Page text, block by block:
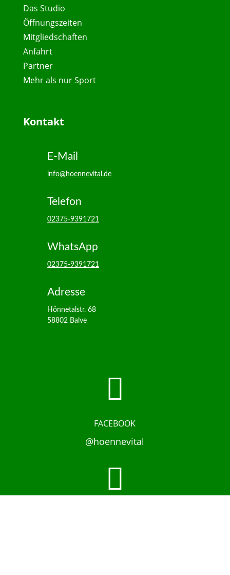
Das Studio
Öffnungszeiten
Mitgliedschaften
Anfahrt
Partner
Mehr als nur Sport
Kontakt
E-Mail
info@hoennevital.de
Telefon
02375-9391721
WhatsApp
02375-9391721
Adresse
Hönnetalstr. 68
58802 Balve

FACEBOOK
@hoennevital
